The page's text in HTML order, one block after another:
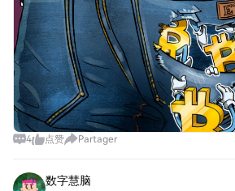
4 点赞 Partager
数字慧脑